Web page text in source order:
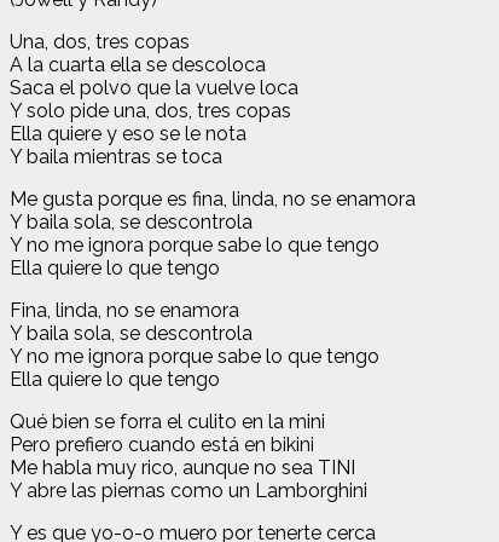
Una, dos, tres copas
A la cuarta ella se descoloca
Saca el polvo que la vuelve loca
Y solo pide una, dos, tres copas
Ella quiere y eso se le nota
Y baila mientras se toca
Me gusta porque es fina, linda, no se enamora
Y baila sola, se descontrola
Y no me ignora porque sabe lo que tengo
Ella quiere lo que tengo
Fina, linda, no se enamora
Y baila sola, se descontrola
Y no me ignora porque sabe lo que tengo
Ella quiere lo que tengo
Qué bien se forra el culito en la mini
Pero prefiero cuando está en bikini
Me habla muy rico, aunque no sea TINI
Y abre las piernas como un Lamborghini
Y es que yo-o-o muero por tenerte cerca